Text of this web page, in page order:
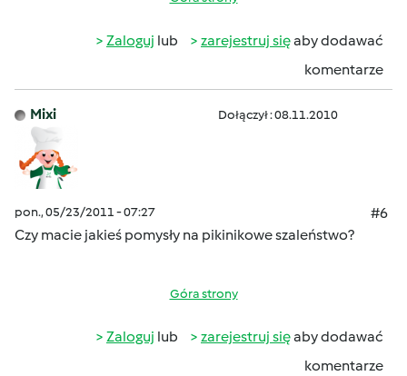
Zaloguj lub zarejestruj sięaby dodawać
komentarze
Mixi Dołączył : 08.11.2010
pon., 05/23/2011 - 07:27
#6
Czy macie jakieś pomysły na pikinikowe szaleństwo?
Góra strony
Zaloguj lub zarejestruj sięaby dodawać
komentarze